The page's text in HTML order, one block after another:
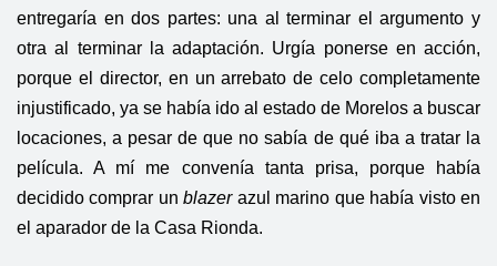
entregaría en dos partes: una al terminar el argumento y
otra al terminar la adaptación. Urgía ponerse en acción,
porque el director, en un arrebato de celo completamente
injustificado, ya se había ido al estado de Morelos a buscar
locaciones, a pesar de que no sabía de qué iba a tratar la
película. A mí me convenía tanta prisa, porque había
decidido comprar un blazerazul marino que había visto en
el aparador de la Casa Rionda.